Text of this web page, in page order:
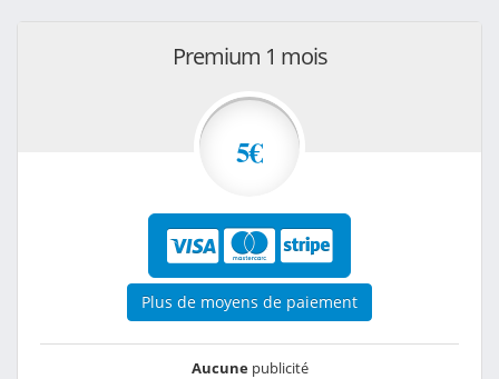
Premium 1 mois
5€
Plus de moyens de paiement
Aucunepublicité